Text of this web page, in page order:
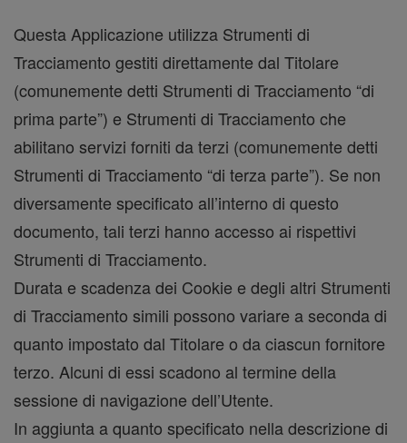
Questa Applicazione utilizza Strumenti di
Tracciamento gestiti direttamente dal Titolare
(comunemente detti Strumenti di Tracciamento “di
prima parte”) e Strumenti di Tracciamento che
abilitano servizi forniti da terzi (comunemente detti
Strumenti di Tracciamento “di terza parte”). Se non
diversamente specificato all’interno di questo
documento, tali terzi hanno accesso ai rispettivi
Strumenti di Tracciamento.
Durata e scadenza dei Cookie e degli altri Strumenti
di Tracciamento simili possono variare a seconda di
quanto impostato dal Titolare o da ciascun fornitore
terzo. Alcuni di essi scadono al termine della
sessione di navigazione dell’Utente.
In aggiunta a quanto specificato nella descrizione di